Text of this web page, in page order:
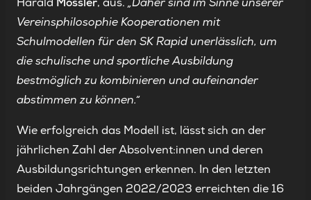
Vereinsphilosophie Kooperationen mit
Schulmodellen für den SK Rapid unerlässlich, um
die schulische und sportliche Ausbildung
bestmöglich zu kombinieren und aufeinander
abstimmen zu können.“
Wie erfolgreich das Modell ist, lässt sich an der
jährlichen Zahl der Absolvent:innen und deren
Ausbildungsrichtungen erkennen. In den letzten
beiden Jahrgängen 2022/2023 erreichten die 16